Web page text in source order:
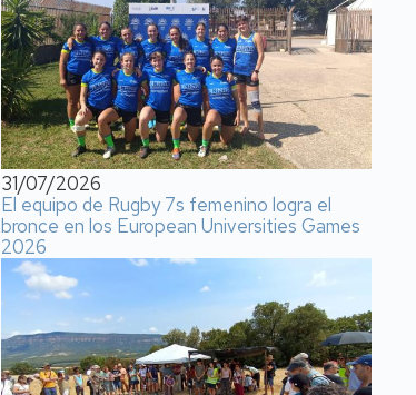
31/07/2026
El equipo de Rugby 7s femenino logra el
bronce en los European Universities Games
2026